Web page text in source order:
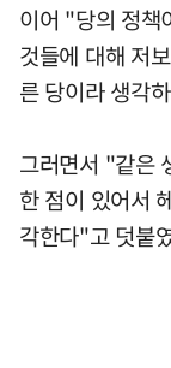
이어 "당의 정책
것들에 대해 저
른 당이라 생각
그러면서 "같은
한 점이 있어서
각한다"고 덧붙